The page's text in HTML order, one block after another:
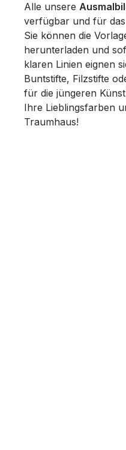
Alle unsere
verfügbar und für
Sie können die
herunterladen und
klaren Linien eignen
Buntstifte, Filzstifte
für die jüngeren
Ihre Lieblingsfarben
Traumhaus!